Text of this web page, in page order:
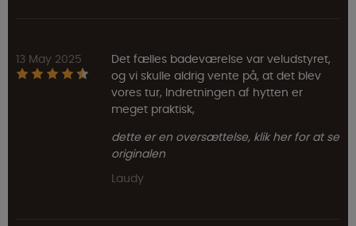
13 May 2025
Det fælles badeværelse var veludstyret,
og vi skulle aldrig vente på, at det blev
vores tur, Indretningen af hytten er
meget praktisk,
dette er en oversættelse, klik her for at se
originalen
Laudy